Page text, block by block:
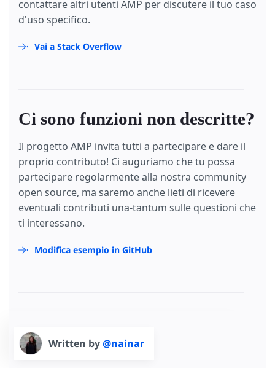
contattare altri utenti AMP per discutere il tuo caso
d'uso specifico.
Vai a Stack Overflow
Ci sono funzioni non descritte?
Il progetto AMP invita tutti a partecipare e dare il
proprio contributo! Ci auguriamo che tu possa
partecipare regolarmente alla nostra community
open source, ma saremo anche lieti di ricevere
eventuali contributi una-tantum sulle questioni che
ti interessano.
Modifica esempio in GitHub
Written by@nainar